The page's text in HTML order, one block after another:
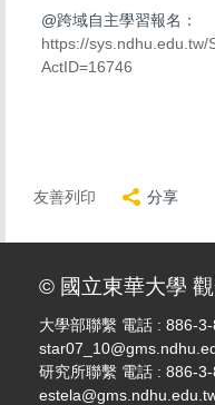
@跨域自主學習報名：
https://sys.ndhu.edu.tw/
ActID=16746
友善列印 分享
© 國立東華大學
大學部聯繫 電話 : 886-
研究所聯繫 電話 : 886-